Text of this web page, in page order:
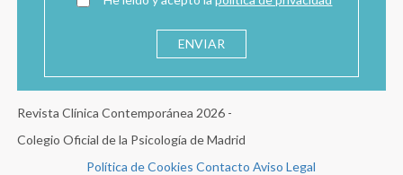
Revista Clínica Contemporánea 2026 -
Colegio Oficial de la Psicología de Madrid
Política de Cookies Contacto Aviso Legal